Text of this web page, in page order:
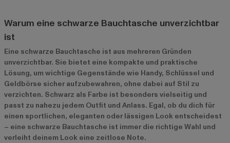
Warum eine schwarze Bauchtasche unverzichtbar
ist
Eine schwarze Bauchtasche ist aus mehreren Gründen
unverzichtbar. Sie bietet eine kompakte und praktische
Lösung, um wichtige Gegenstände wie Handy, Schlüssel und
Geldbörse sicher aufzubewahren, ohne dabei auf Stil zu
verzichten. Schwarz als Farbe ist besonders vielseitig und
passt zu nahezu jedem Outfit und Anlass. Egal, ob du dich für
einen sportlichen, eleganten oder lässigen Look entscheidest
– eine schwarze Bauchtasche ist immer die richtige Wahl und
verleiht deinem Look eine zeitlose Note.